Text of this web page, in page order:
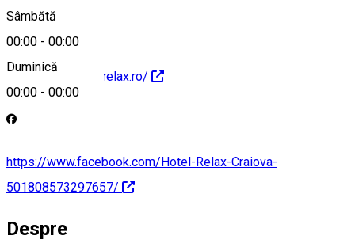
Sâmbătă
00:00 - 00:00
Duminică
00:00 - 00:00
http://www.hotel-relax.ro/
https://www.facebook.com/Hotel-Relax-Craiova-
501808573297657/
Despre